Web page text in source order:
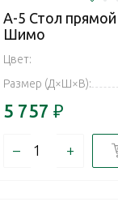
А-5 Стол прямой
Шимо
Цвет:
Размер (Д×Ш×В):
5 757 ₽
– +